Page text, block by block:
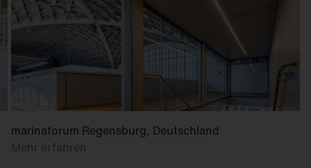
marinaforum Regensburg, Deutschland
Mehr erfahren